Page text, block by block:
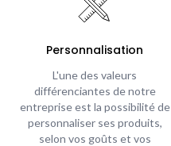
Personnalisation
L'une des valeurs
différenciantes de notre
entreprise est la possibilité de
personnaliser ses produits,
selon vos goûts et vos